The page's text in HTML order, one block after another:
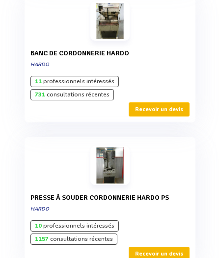
BANC DE CORDONNERIE HARDO
HARDO
11professionnels intéressés
731consultations récentes
Recevoir un devis
PRESSE À SOUDER CORDONNERIE HARDO PS
HARDO
10professionnels intéressés
1157consultations récentes
Recevoir un devis